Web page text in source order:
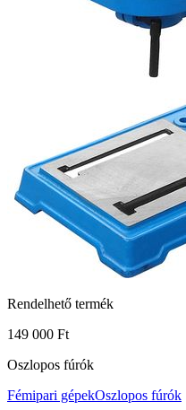
Rendelhető termék
149 000 Ft
Oszlopos fúrók
Fémipari gépekOszlopos fúrók